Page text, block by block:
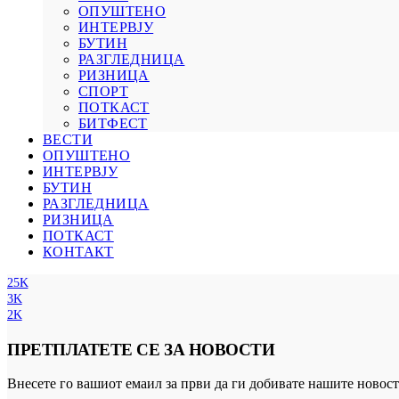
ОПУШТЕНО
ИНТЕРВЈУ
БУТИН
РАЗГЛЕДНИЦА
РИЗНИЦА
СПОРТ
ПОТКАСТ
БИТФЕСТ
ВЕСТИ
ОПУШТЕНО
ИНТЕРВЈУ
БУТИН
РАЗГЛЕДНИЦА
РИЗНИЦА
ПОТКАСТ
КОНТАКТ
25K
3K
2K
ПРЕТПЛАТЕТЕ СЕ ЗА НОВОСТИ
Внесете го вашиот емаил за први да ги добивате нашите